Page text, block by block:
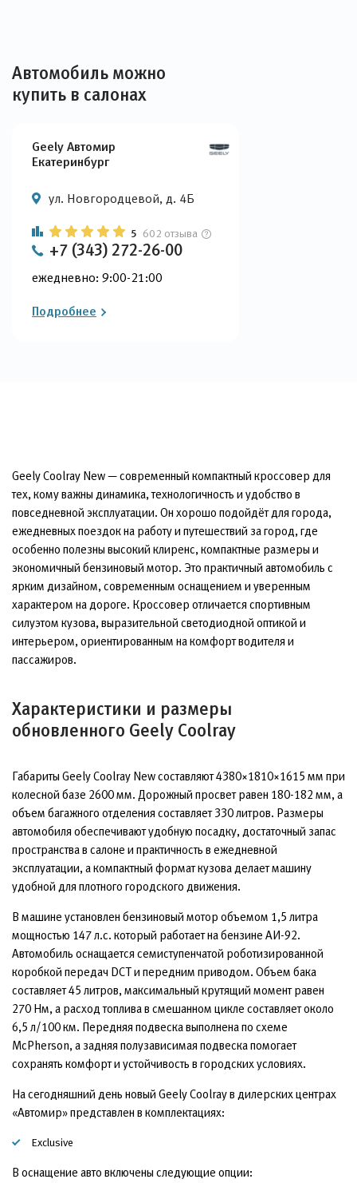
Автомобиль можно
купить в салонах
Geely Автомир
Екатеринбург
ул. Новгородцевой, д. 4Б
5 602 отзыва
+7 (343) 272-26-00
ежедневно: 9:00-21:00
Подробнее
Geely Coolray New — современный компактный кроссовер для
тех, кому важны динамика, технологичность и удобство в
повседневной эксплуатации. Он хорошо подойдёт для города,
ежедневных поездок на работу и путешествий за город, где
особенно полезны высокий клиренс, компактные размеры и
экономичный бензиновый мотор. Это практичный автомобиль с
ярким дизайном, современным оснащением и уверенным
характером на дороге. Кроссовер отличается спортивным
силуэтом кузова, выразительной светодиодной оптикой и
интерьером, ориентированным на комфорт водителя и
пассажиров.
Характеристики и размеры
обновленного Geely Coolray
Габариты Geely Coolray New составляют 4380×1810×1615 мм при
колесной базе 2600 мм. Дорожный просвет равен 180-182 мм, а
объем багажного отделения составляет 330 литров. Размеры
автомобиля обеспечивают удобную посадку, достаточный запас
пространства в салоне и практичность в ежедневной
эксплуатации, а компактный формат кузова делает машину
удобной для плотного городского движения.
В машине установлен бензиновый мотор объемом 1,5 литра
мощностью 147 л.с. который работает на бензине АИ-92.
Автомобиль оснащается семиступенчатой роботизированной
коробкой передач DCT и передним приводом. Объем бака
составляет 45 литров, максимальный крутящий момент равен
270 Нм, а расход топлива в смешанном цикле составляет около
6,5 л/100 км. Передняя подвеска выполнена по схеме
McPherson, а задняя полузависимая подвеска помогает
сохранять комфорт и устойчивость в городских условиях.
На сегодняшний день новый Geely Coolray в дилерских центрах
«Автомир» представлен в комплектациях:
Exclusive
В оснащение авто включены следующие опции: